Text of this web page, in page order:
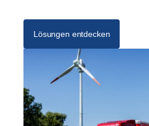
Lösungen entdecken